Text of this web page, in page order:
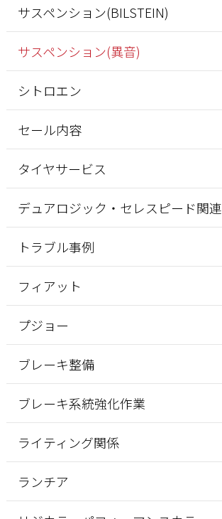
サスペンション(BILSTEIN)
サスペンション(異音)
シトロエン
セール内容
タイヤサービス
デュアロジック・セレスピード関連
トラブル事例
フィアット
プジョー
ブレーキ整備
ブレーキ系統強化作業
ライティング関係
ランチア